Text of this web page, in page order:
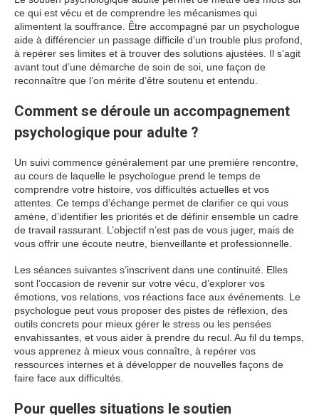
ce qui est vécu et de comprendre les mécanismes qui
alimentent la souffrance. Être accompagné par un psychologue
aide à différencier un passage difficile d’un trouble plus profond,
à repérer ses limites et à trouver des solutions ajustées. Il s’agit
avant tout d’une démarche de soin de soi, une façon de
reconnaître que l’on mérite d’être soutenu et entendu.
Comment se déroule un accompagnement
psychologique pour adulte ?
Un suivi commence généralement par une première rencontre,
au cours de laquelle le psychologue prend le temps de
comprendre votre histoire, vos difficultés actuelles et vos
attentes. Ce temps d’échange permet de clarifier ce qui vous
amène, d’identifier les priorités et de définir ensemble un cadre
de travail rassurant. L’objectif n’est pas de vous juger, mais de
vous offrir une écoute neutre, bienveillante et professionnelle.
Les séances suivantes s’inscrivent dans une continuité. Elles
sont l’occasion de revenir sur votre vécu, d’explorer vos
émotions, vos relations, vos réactions face aux événements. Le
psychologue peut vous proposer des pistes de réflexion, des
outils concrets pour mieux gérer le stress ou les pensées
envahissantes, et vous aider à prendre du recul. Au fil du temps,
vous apprenez à mieux vous connaître, à repérer vos
ressources internes et à développer de nouvelles façons de
faire face aux difficultés.
Pour quelles situations le soutien